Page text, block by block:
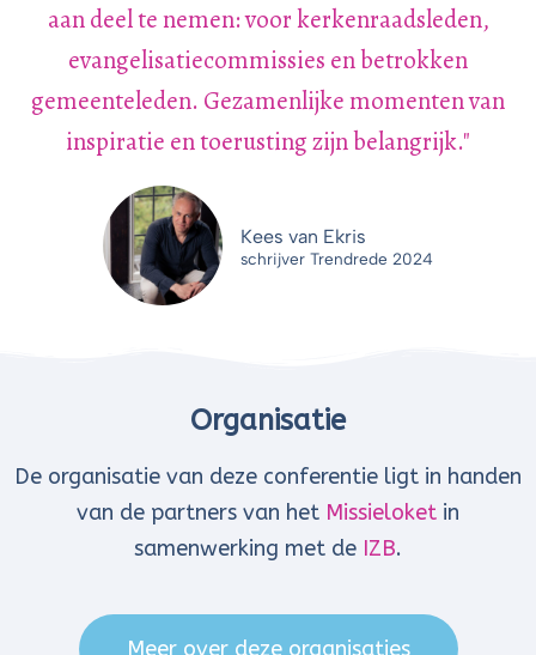
aan deel te nemen: voor kerkenraadsleden,
evangelisatiecommissies en betrokken
gemeenteleden. Gezamenlijke momenten van
inspiratie en toerusting zijn belangrijk."
Kees van Ekris
schrijver Trendrede 2024
Organisatie
De organisatie van deze conferentie ligt in handen
van de partners van het Missieloket in
samenwerking met de IZB.
Meer over deze organisaties